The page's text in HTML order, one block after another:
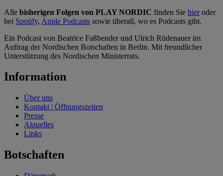
Alle bisherigen Folgen von PLAY NORDIC finden Sie hieroder
bei Spotify, Apple Podcasts sowie überall, wo es Podcasts gibt.
Ein Podcast von Beatrice Faßbender und Ulrich Rüdenauer im
Auftrag der Nordischen Botschaften in Berlin. Mit freundlicher
Unterstützung des Nordischen Ministerrats.
Information
Über uns
Kontakt | Öffnungszeiten
Presse
Aktuelles
Links
Botschaften